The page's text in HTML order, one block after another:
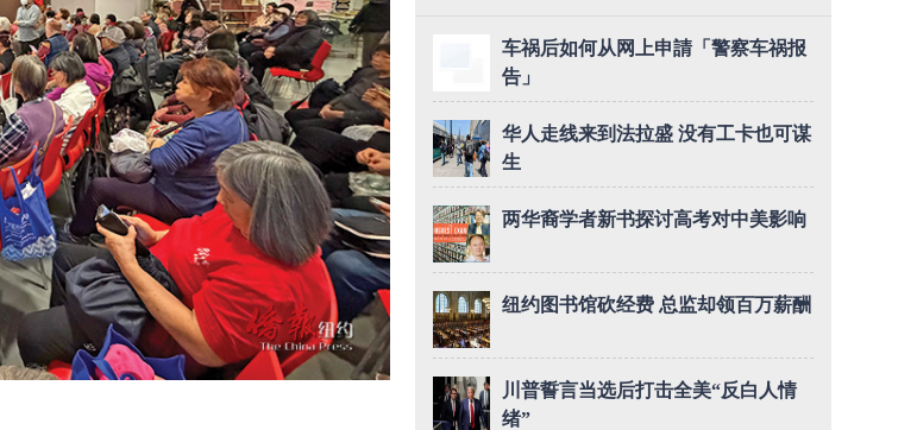
车祸后如何从网上申請「警察车祸报
告」
华人走线来到法拉盛 没有工卡也可谋
生
两华裔学者新书探讨高考对中美影响
纽约图书馆砍经费 总监却领百万薪酬
川普誓言当选后打击全美“反白人情
绪”